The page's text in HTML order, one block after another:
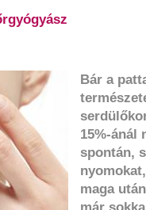
Bár a
15%-ánál
spontán,
maga